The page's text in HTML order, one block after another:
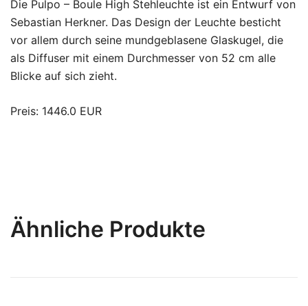
Die Pulpo – Boule High Stehleuchte ist ein Entwurf von
Sebastian Herkner. Das Design der Leuchte besticht
vor allem durch seine mundgeblasene Glaskugel, die
als Diffuser mit einem Durchmesser von 52 cm alle
Blicke auf sich zieht.
Preis: 1446.0 EUR
Ähnliche Produkte